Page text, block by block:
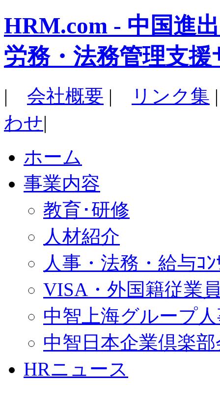
HRM.com - 中国進
労務・法務管理支援
| 会社概要 | リンク集
わせ|
ホーム
事業内容
教育･研修
人材紹介
人事・法務・給与ｺﾝ
VISA・外国籍従業
中智上海グループ
中智日本企業倶楽
HRニュース